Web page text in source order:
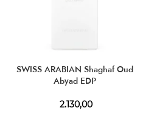
SWISS ARABIAN Shaghaf Oud
Abyad EDP
2.130,00